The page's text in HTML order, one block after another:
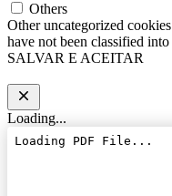
Others
Other uncategorized
have not been classified
SALVAR E ACEITAR
Loading...